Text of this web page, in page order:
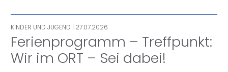
KINDER UND JUGEND | 27.07.2026
Ferienprogramm – Treffpunkt:
Wir im ORT – Sei dabei!